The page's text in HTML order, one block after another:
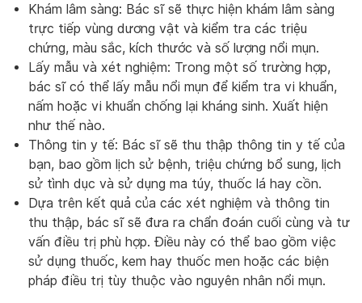
Khám lâm sàng: Bác sĩ sẽ thực hiện khám lâm sàng
trực tiếp vùng dương vật và kiểm tra các triệu
chứng, màu sắc, kích thước và số lượng nổi mụn.
Lấy mẫu và xét nghiệm: Trong một số trường hợp,
bác sĩ có thể lấy mẫu nổi mụn để kiểm tra vi khuẩn,
nấm hoặc vi khuẩn chống lại kháng sinh. Xuất hiện
như thế nào.
Thông tin y tế: Bác sĩ sẽ thu thập thông tin y tế của
bạn, bao gồm lịch sử bệnh, triệu chứng bổ sung, lịch
sử tình dục và sử dụng ma túy, thuốc lá hay cồn.
Dựa trên kết quả của các xét nghiệm và thông tin
thu thập, bác sĩ sẽ đưa ra chẩn đoán cuối cùng và tư
vấn điều trị phù hợp. Điều này có thể bao gồm việc
sử dụng thuốc, kem hay thuốc men hoặc các biện
pháp điều trị tùy thuộc vào nguyên nhân nổi mụn.